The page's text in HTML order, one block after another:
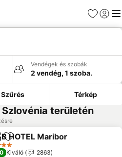
Kedvencek
Vendégek és szobák
2 vendég, 1 szoba.
Szűrés Térkép
területén
Hozzáadás a kedvencekhez
HOTEL Maribor
Kiváló
2863